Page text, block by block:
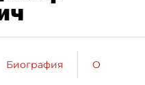
Биография